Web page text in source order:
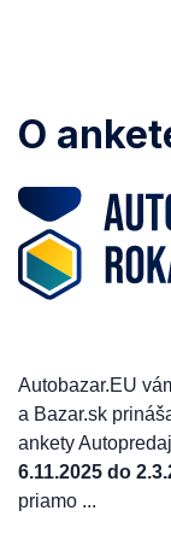
O
Autobazar.EU
a Bazar.sk
ankety
6.11.2025 do
priamo ...